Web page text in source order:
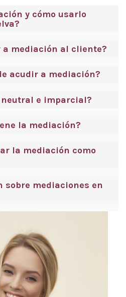
y cómo usarlo
mediación al cliente?
acudir a mediación?
e imparcial?
la mediación?
la mediación como
mediaciones en